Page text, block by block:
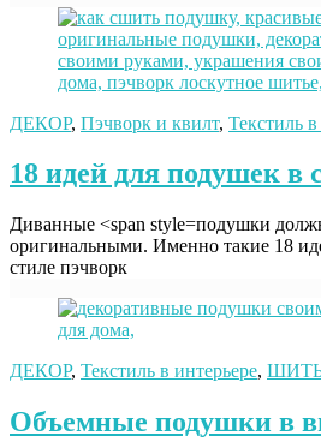
ДЕКОР, Пэчворк и квилт, Текстиль
18 идей для подушек в
Диванные <span style=подушки
оригинальными. Именно такие 18
стиле пэчворк
ДЕКОР, Текстиль в интерьере,
Объемные подушки в